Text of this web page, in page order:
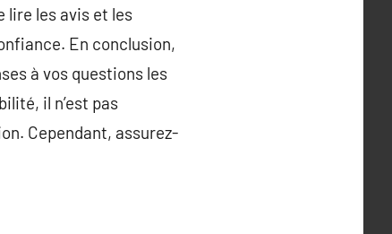
lire les avis et les
En conclusion,
à vos questions les
il n’est pas
Cependant, assurez-